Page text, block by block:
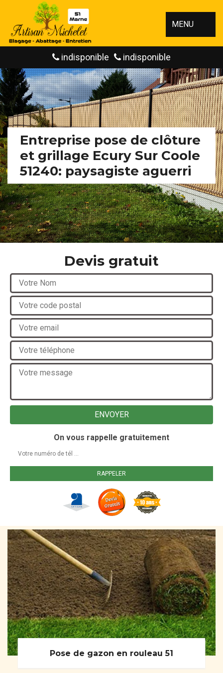
MENU
indisponible indisponible
Entreprise pose de clôture
et grillage Ecury Sur Coole
51240: paysagiste aguerri
Devis gratuit
On vous rappelle gratuitement
Pose de gazon en rouleau 51